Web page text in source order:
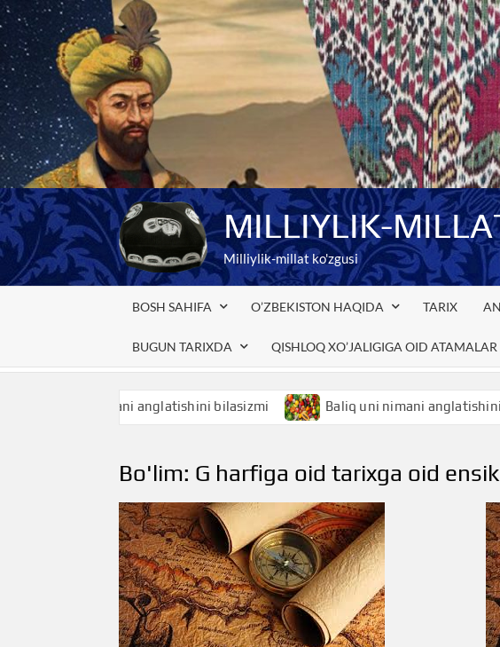
Skip
to
content
MILLIYLIK-
Milliylik-millat ko'zgusi
BOSH SAHIFA O’ZBEKISTON HAQIDA TARIX
BUGUN TARIXDA QISHLOQ XO’JALIGIGA OID ATAMALAR
nimani anglatishini bilasizmi Baliq uni nimani anglatishini bilasizmi
Bo'lim: G harfiga oid tarixga oid